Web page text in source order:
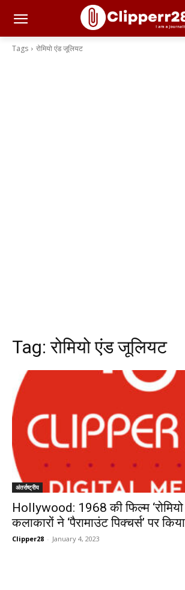
Tags रोमियो एंड जूलियट
Tag:रोमियो एंड जूलियट
अंतर्राष्ट्रीय
Hollywood: 1968 की फिल्म
कलाकारों ने ‘पैरामाउंट पिक्चर्स’ पर
Clipper28 - January 4, 2023